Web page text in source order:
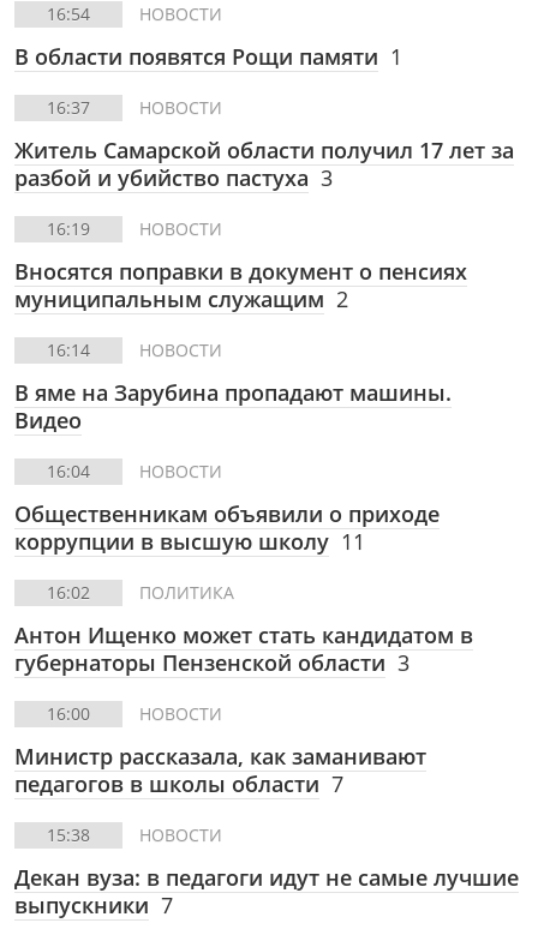
16:54 НОВОСТИ
В области появятся Рощи памяти 1
16:37 НОВОСТИ
Житель Самарской области получил 17 лет за
разбой и убийство пастуха 3
16:19 НОВОСТИ
Вносятся поправки в документ о пенсиях
муниципальным служащим 2
16:14 НОВОСТИ
В яме на Зарубина пропадают машины.
Видео
16:04 НОВОСТИ
Общественникам объявили о приходе
коррупции в высшую школу 11
16:02 ПОЛИТИКА
Антон Ищенко может стать кандидатом в
губернаторы Пензенской области 3
16:00 НОВОСТИ
Министр рассказала, как заманивают
педагогов в школы области 7
15:38 НОВОСТИ
Декан вуза: в педагоги идут не самые лучшие
выпускники 7